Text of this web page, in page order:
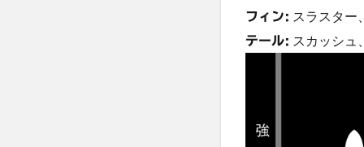
フィン: スラスター
テール: スカッシュ